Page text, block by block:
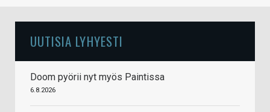
UUTISIA LYHYESTI
Doom pyörii nyt myös Paintissa
6.8.2026